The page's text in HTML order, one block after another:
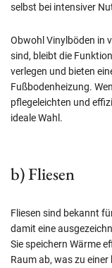
selbst bei intensiver
Obwohl Vinylböden in
sind, bleibt die
verlegen und bieten
Fußbodenheizung.
pflegeleichten und
ideale Wahl.
b) Fliesen
Fliesen sind bekannt
damit eine
Sie speichern Wärme
Raum ab, was zu